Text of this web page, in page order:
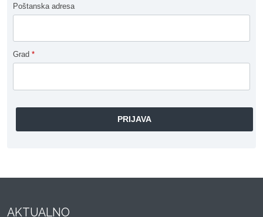
Poštanska adresa
Grad *
AKTUALNO